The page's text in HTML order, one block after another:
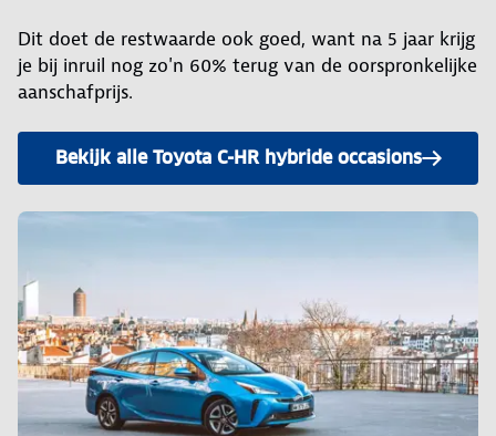
Dit doet de restwaarde ook goed, want na 5 jaar krijg
je bij inruil nog zo'n 60% terug van de oorspronkelijke
aanschafprijs.
Bekijk alle Toyota C-HR hybride occasions